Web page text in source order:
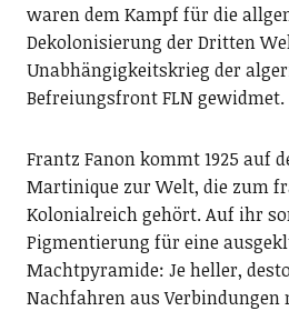
waren dem Kampf für die
Dekolonisierung der Dritten
Unabhängigkeitskrieg der
Befreiungsfront FLN gewidmet.
Frantz Fanon kommt 1925 auf
Martinique zur Welt, die zum
Kolonialreich gehört. Auf ihr
Pigmentierung für eine
Machtpyramide: Je heller,
Nachfahren aus Verbindungen